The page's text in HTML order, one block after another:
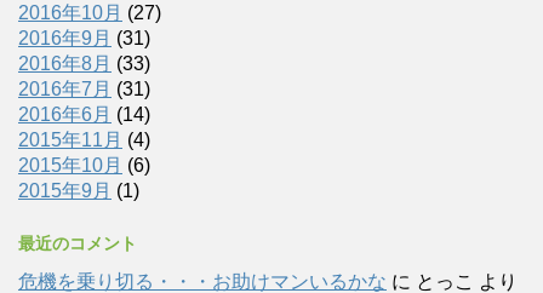
2016年10月 (27)
2016年9月 (31)
2016年8月 (33)
2016年7月 (31)
2016年6月 (14)
2015年11月 (4)
2015年10月 (6)
2015年9月 (1)
最近のコメント
危機を乗り切る・・・お助けマンいるかな に とっこ より